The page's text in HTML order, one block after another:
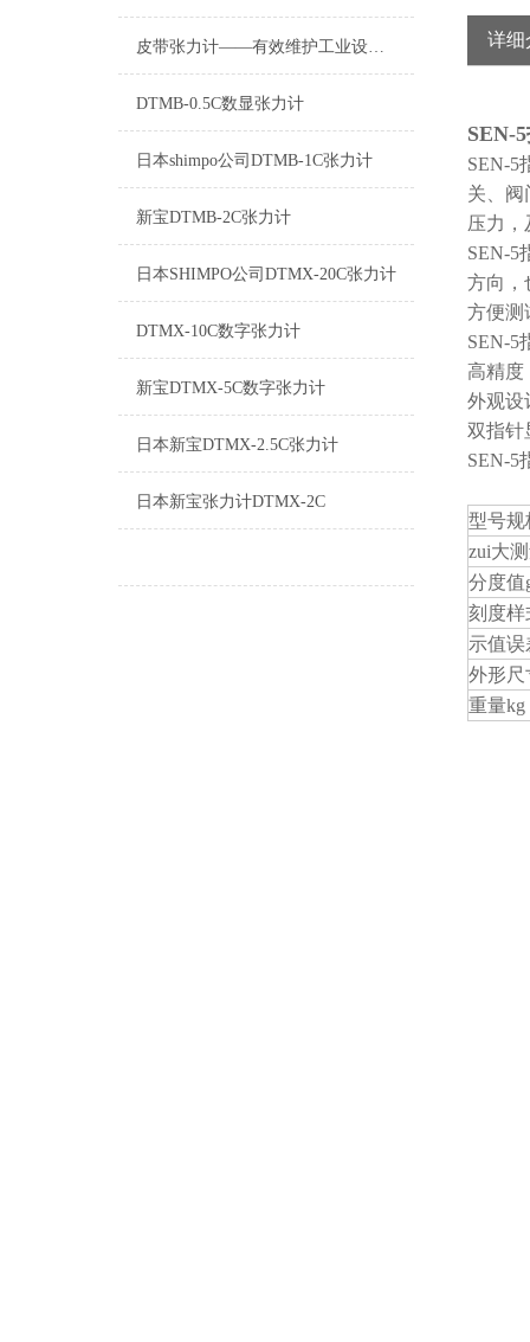
皮带张力计——有效维护工业设备稳定运行的利器
DTMB-0.5C数显张力计
日本shimpo公司DTMB-1C张力计
新宝DTMB-2C张力计
日本SHIMPO公司DTMX-20C张力计
DTMX-10C数字张力计
新宝DTMX-5C数字张力计
日本新宝DTMX-2.5C张力计
日本新宝张力计DTMX-2C
详细
SEN-
SEN-5
关、阀
压力，
SEN-5
方向，
方便测
SEN-5
高精
外观设
双指针
SEN-5
型号规
zui大
分度值
刻度样
示值误
外形尺
重量kg